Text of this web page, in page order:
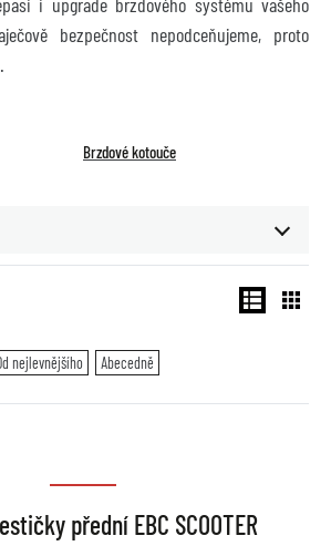
i upgrade brzdového systému vašeho
bezpečnost nepodceňujeme, proto
Brzdové kotouče
nejlevnějšího Abecedně
přední EBC SCOOTER